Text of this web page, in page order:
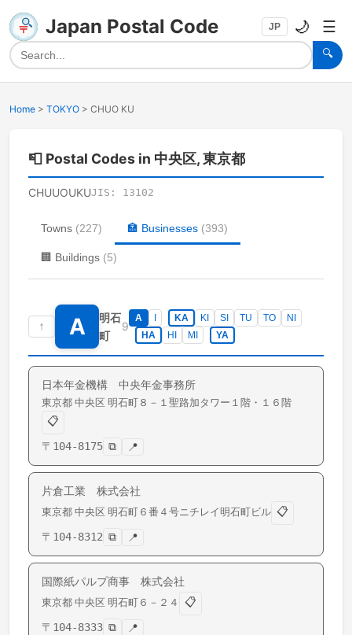
Japan Postal Code
🔍
JP 🌙 ☰
Home > TOKYO > CHUO KU
📮 Postal Codes in 中央区, 東京都
CHUUOUKUJIS: 13102
Towns (227) 🏣 Businesses (393)
🏢 Buildings (5)
↑ A
明石
町
9
A KA KI SI TU TO
NI
HA
HI MI YA
日本年金機構 中央年金事務所
東京都 中央区 明石町 ８－１聖路加タワー１階・１６階
📋
〒 104-8175 ⧉ 📍
片倉工業 株式会社
東京都 中央区 明石町 ６番４号ニチレイ明石町ビル 📋
〒 104-8312 ⧉ 📍
国際紙パルプ商事 株式会社
東京都 中央区 明石町 ６－２４
📋
〒 104-8333 ⧉ 📍